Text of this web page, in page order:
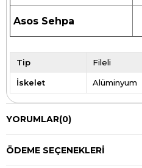
Asos Sehpa
Tip Fileli
İskelet Alüminyum
YORUMLAR(0)
ÖDEME SEÇENEKLERI